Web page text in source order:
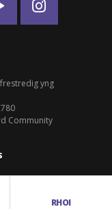
RHOI
yng
Community